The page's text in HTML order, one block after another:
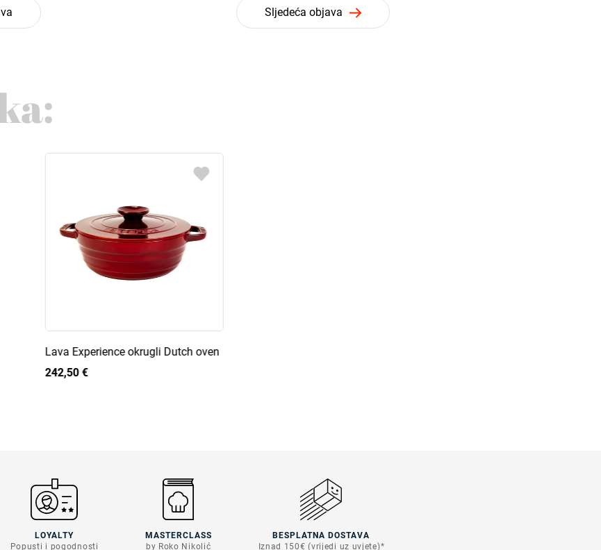
Sljedeća objava
Lava Experience okrugli Dutch oven
242,50 €
LOYALTY
Popusti i pogodnosti
MASTERCLASS
by Roko Nikolić
BESPLATNA DOSTAVA
Iznad 150€ (vrijedi uz uvjete)*